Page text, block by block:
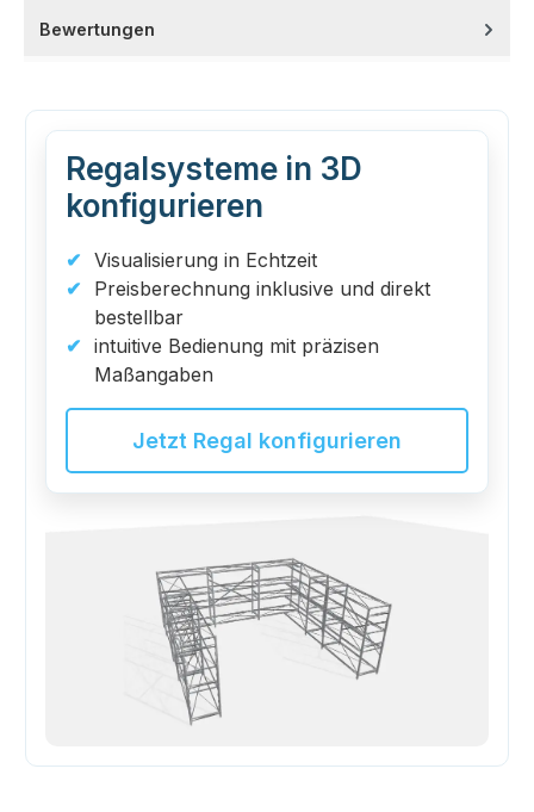
Bewertungen
Regalsysteme in 3D
konfigurieren
Visualisierung in Echtzeit
Preisberechnung inklusive und direkt
bestellbar
intuitive Bedienung mit präzisen
Maßangaben
Jetzt Regal konfigurieren